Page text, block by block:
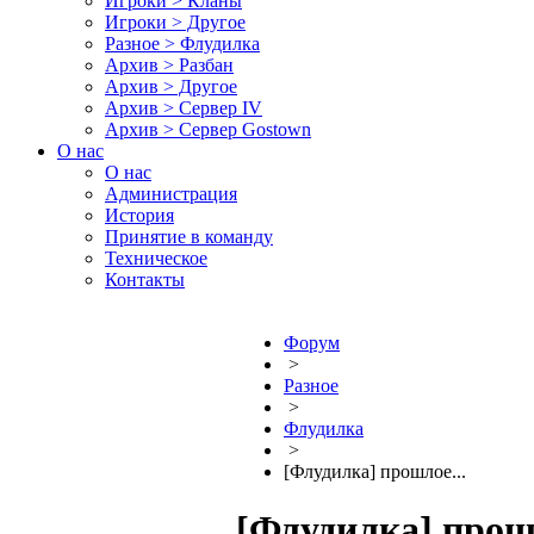
Игроки > Другое
Разное > Флудилка
Архив > Разбан
Архив > Другое
Архив > Сервер IV
Архив > Сервер Gostown
О нас
О нас
Администрация
История
Принятие в команду
Техническое
Контакты
Форум
>
Разное
>
Флудилка
>
[Флудилка] прошлое...